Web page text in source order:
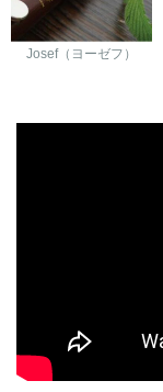
Josef（ヨーゼフ）